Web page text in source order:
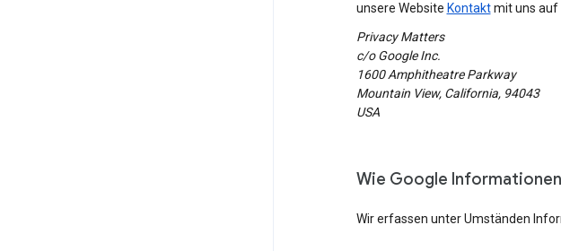
unsere Website Kontaktmit uns auf
Privacy Matters
c/o Google Inc.
1600 Amphitheatre Parkway
Mountain View, California, 94043
USA
Wie Google
Wir erfassen unter Umständen